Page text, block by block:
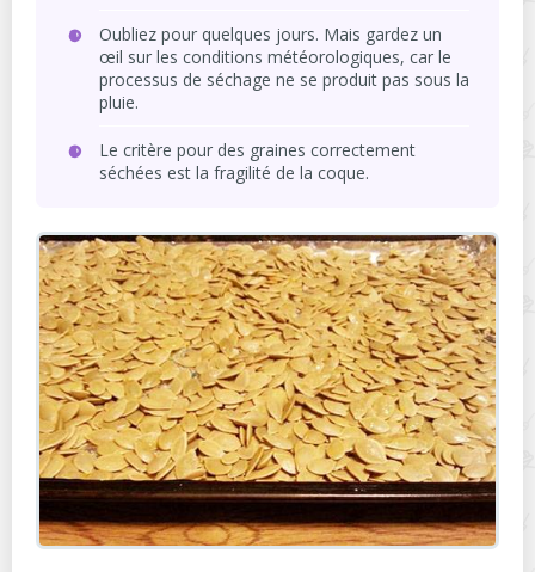
Oubliez pour quelques jours. Mais gardez un
œil sur les conditions météorologiques, car le
processus de séchage ne se produit pas sous la
pluie.
Le critère pour des graines correctement
séchées est la fragilité de la coque.